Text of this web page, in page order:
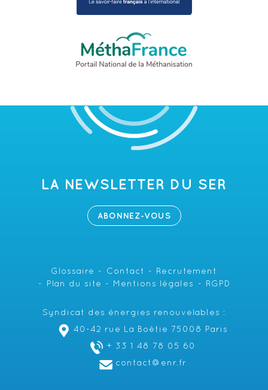
LA NEWSLETTER DU SER
ABONNEZ-VOUS
Glossaire Contact
Recrutement
Plan du site
Mentions légales RGPD
Syndicat des énergies renouvelables :
40-42 rue La Boétie 75008 Paris
+ 33 1 48 78 05 60
contact@enr.fr